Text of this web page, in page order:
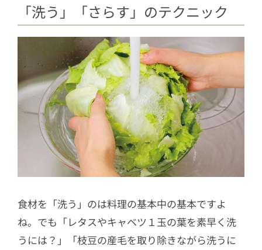
「洗う」「さらす」のテクニック
食材を「洗う」のは料理の基本中の基本ですよ
ね。でも「レタスやキャベツ１玉の葉を素早く洗
うには？」「枝豆の産毛を取り除きながら洗うに